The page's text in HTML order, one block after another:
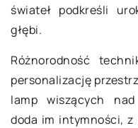
świateł podkreśli
głębi.
Różnorodność
personalizację
lamp wiszących nad
doda im intymności,